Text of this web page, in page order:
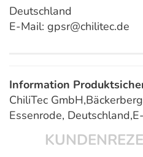
Deutschland
E-Mail: gpsr@chilitec.de
Information
ChiliTec
Essenrode,